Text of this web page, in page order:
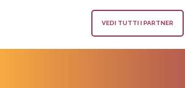
VEDI TUTTI I PARTNER